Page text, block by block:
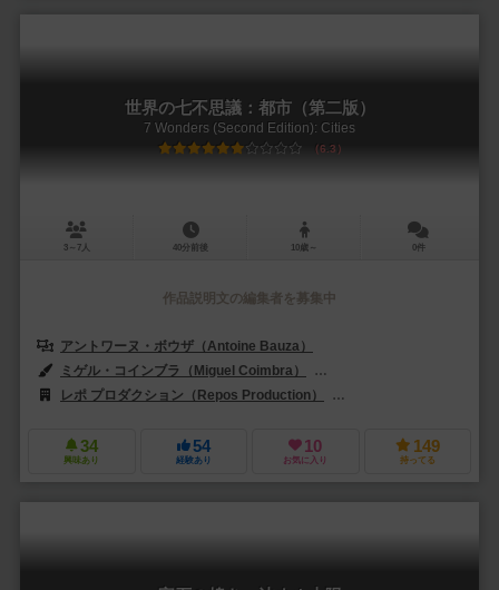
世界の七不思議：都市（第二版）
7 Wonders (Second Edition): Cities
6.3
3～7人 40分前後 10歳～ 0件
作品説明文の編集者を募集中
アントワーヌ・ボウザ（Antoine Bauza）
ミゲル・コインブラ（Miguel Coimbra）
レポ プロダクション（Repos Production）
34
興味あり
54
経験あり
10
お気に入り
149
持ってる